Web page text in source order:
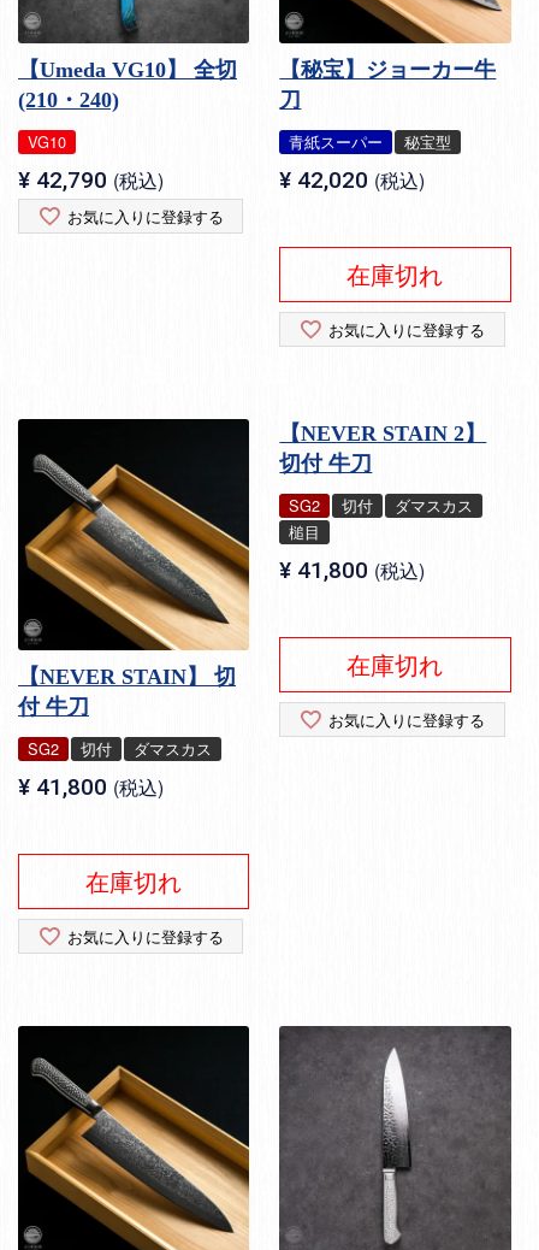
【Umeda VG10】 全切
(210・240)
VG10
¥ 42,790 税込
お気に入りに登録する
【秘宝】ジョーカー牛
刀
青紙スーパー 秘宝型
¥ 42,020 税込
在庫切れ
お気に入りに登録する
【NEVER STAIN】 切
付 牛刀
SG2 切付 ダマスカス
¥ 41,800 税込
在庫切れ
お気に入りに登録する
【NEVER STAIN 2】
切付 牛刀
SG2 切付
ダマスカス
槌目
¥ 41,800 税込
在庫切れ
お気に入りに登録する